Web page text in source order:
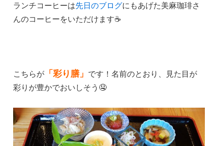
ランチコーヒーは先日のブログにもあげた美麻珈琲さ
んのコーヒーをいただけます☕
こちらが 「彩り膳」 です！名前のとおり、見た目が
彩りが豊かでおいしそう🤤